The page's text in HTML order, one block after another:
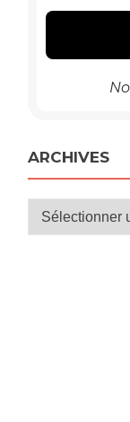
ARCHIVES
Archives